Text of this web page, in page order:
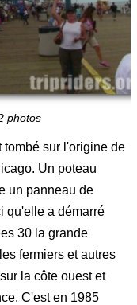
photos
tombé sur l'origine de
Un poteau
un panneau de
qu'elle a démarré
30 la grande
fermiers et autres
la côte ouest et
C'est en 1985